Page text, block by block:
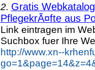
2. Gratis
PflegekrÃ¤fte aus
Link eintragen im
Suchbox fuer Ihre
http://www.xn--